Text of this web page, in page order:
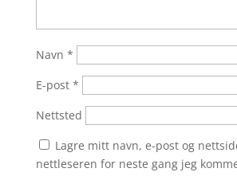
Navn *
E-post *
Nettsted
Lagre mitt navn, e-post og
nettleseren for neste gang jeg